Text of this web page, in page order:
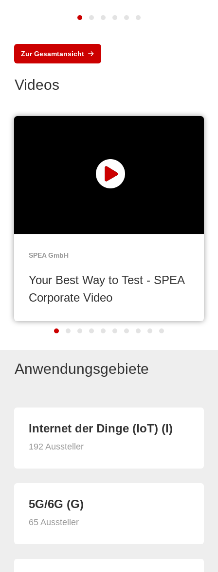
Zur Gesamtansicht
Videos
SPEA GmbH
Your Best Way to Test - SPEA
Corporate Video
Anwendungsgebiete
Internet der Dinge (IoT) (I)
192 Aussteller
5G/6G (G)
65 Aussteller